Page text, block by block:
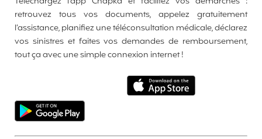
retrouvez tous vos documents, appelez gratuitement
l’assistance, planifiez une téléconsultation médicale, déclarez
vos sinistres et faites vos demandes de remboursement,
tout ça avec une simple connexion internet !